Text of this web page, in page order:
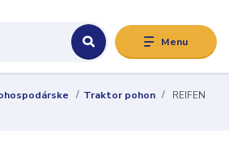
Menu
Traktor pohon
REIFEN